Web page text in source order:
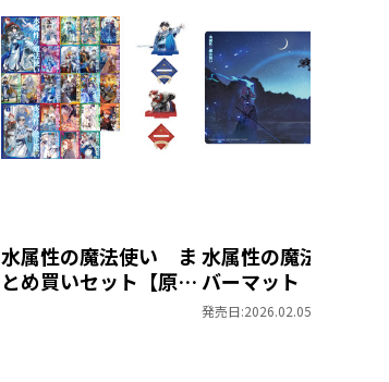
水属性の魔法使い ま
とめ買いセット【原作
水属性の魔法使い
バーマット
発売日:2026.02.05